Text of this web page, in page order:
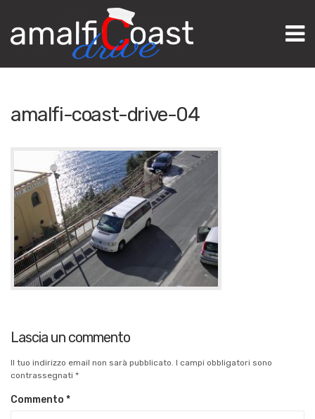
amalfi-coast-drive-04
Lascia un commento
Il tuo indirizzo email non sarà pubblicato. I campi obbligatori sono
contrassegnati *
Commento *